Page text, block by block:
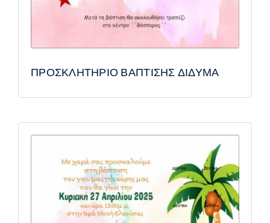
ΠΡΟΣΚΛΗΤΗΡΙΟ ΒΑΠΤΙΣΗΣ ΔΙΔΥΜΑ